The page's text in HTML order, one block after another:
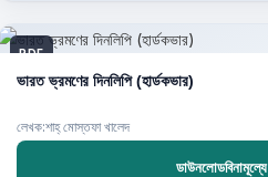
PDF
ভারত ভ্রমণের দিনলিপি (হার্ডকভার)
লেখক:শাহ্‌ মোস্তফা খালেদ
ডাউনলোডবিনামূল্যে